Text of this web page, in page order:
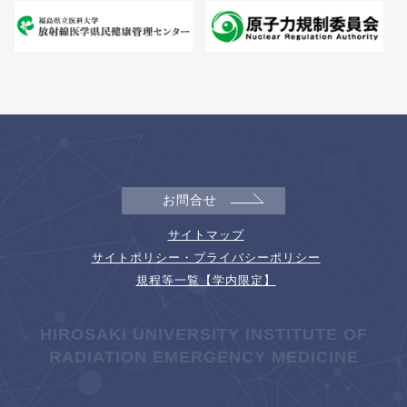
お問合せ
サイトマップ
サイトポリシー・プライバシーポリシー
規程等一覧【学内限定】
HIROSAKI UNIVERSITY INSTITUTE OF
RADIATION EMERGENCY MEDICINE